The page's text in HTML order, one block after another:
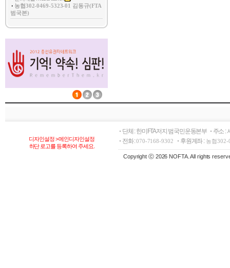
농협302-0469-5323-01 김동규(FTA
범국본)
디자인설정 > 메인디자인설정
하단 로고를 등록하여 주세요.
단체 : 한미FTA저지 범국민운동본부
주소 :
전화 :070-7168-9302 후원계좌 : 농협302-
Copyright ⓒ 2026 NOFTA. All rights